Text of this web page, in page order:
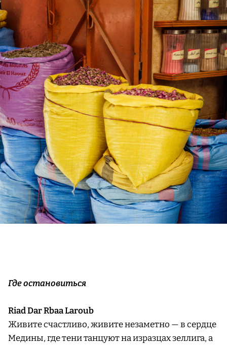
Где остановиться
Riad Dar Rbaa Laroub
Живите счастливо, живите незаметно — в сердце
Медины, где тени танцуют на изразцах зеллига, а